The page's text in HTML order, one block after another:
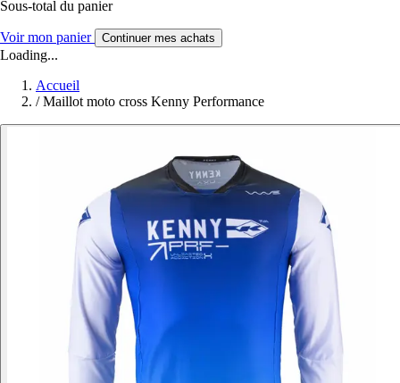
Sous-total du panier
Voir mon panier Continuer mes achats
Loading...
Accueil
/ Maillot moto cross Kenny Performance